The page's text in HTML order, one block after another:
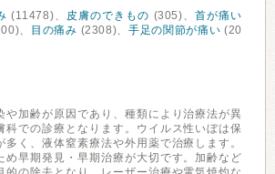
(11478)、 皮膚のできもの (305)、首が痛い
、 目の痛み (2308)、 手足の関節が痛い (20
や加齢が原因であり、種類により治療法が異
科での診療となります。ウイルス性いぼは保
多く、液体窒素療法や外用薬で治療します。
め早期発見・早期治療が大切です。加齢など